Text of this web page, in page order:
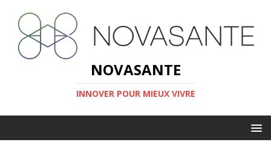
NOVASANTE
INNOVER POUR MIEUX VIVRE